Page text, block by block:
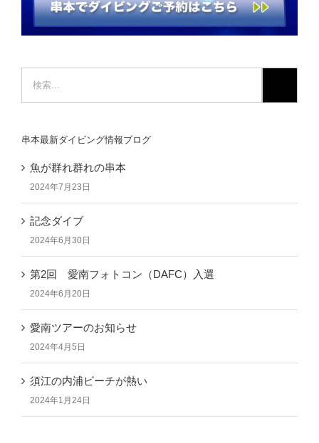
串本最新ダイビング情報ブログ
魚が群れ群れの串本
2024年7月23日
記念ダイブ
2024年6月30日
第2回 愛南フォトコン（DAFC）入選
2024年6月20日
愛南ツアーのお知らせ
2024年4月5日
須江の内浦ビーチが熱い
2024年1月24日